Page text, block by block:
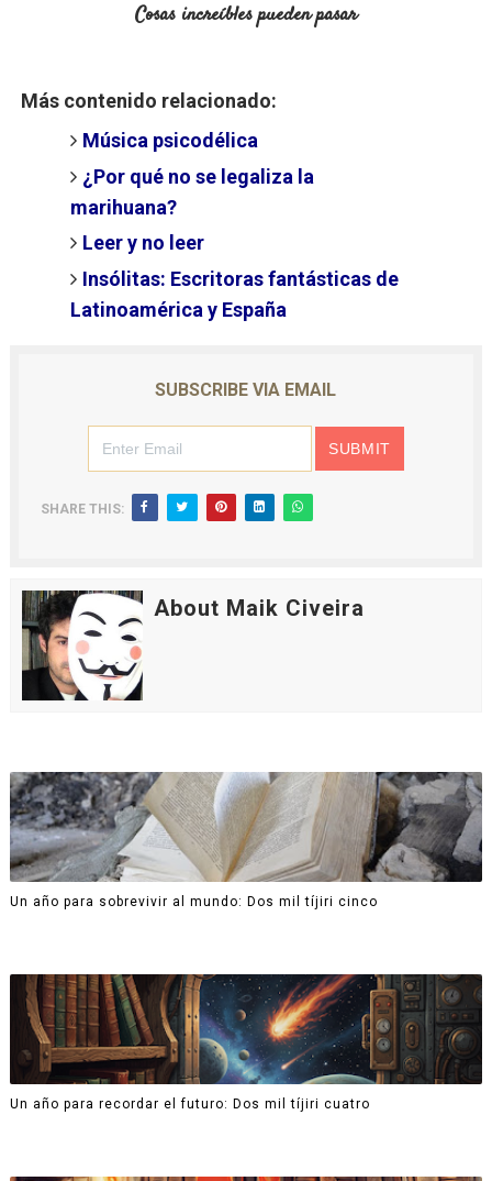
Cosas increíbles pueden pasar
Más contenido relacionado:
Música psicodélica
¿Por qué no se legaliza la
marihuana?
Leer y no leer
Insólitas: Escritoras fantásticas de
Latinoamérica y España
SUBSCRIBE VIA EMAIL
SHARE THIS:
About Maik Civeira
Un año para sobrevivir al mundo: Dos mil tíjiri cinco
Un año para recordar el futuro: Dos mil tíjiri cuatro